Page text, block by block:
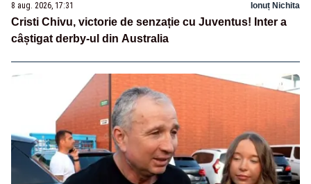
8 aug. 2026, 17:31 Ionuț Nichita
Cristi Chivu, victorie de senzație cu Juventus! Inter a
câștigat derby-ul din Australia